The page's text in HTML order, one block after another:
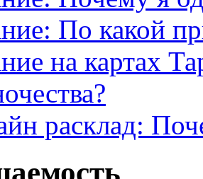
По какой
на картах
расклад: